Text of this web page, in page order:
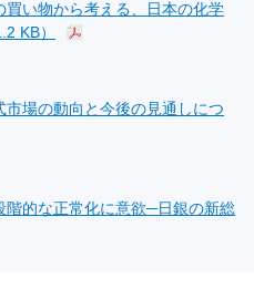
い物から考える、日本の化学
KB）
場の動向と今後の見通しにつ
的な正常化に意欲─日銀の新総